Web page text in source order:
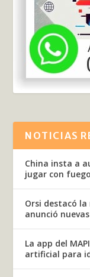
NOTICIAS
China insta a
jugar con
Orsi destacó
anunció
La app del
artificial para